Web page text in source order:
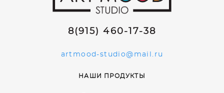
8(915) 460-17-38
artmood-studio@mail.ru
НАШИ ПРОДУКТЫ